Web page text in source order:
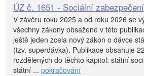
ÚZ č. 1651 - Sociální zabezpečení
V závěru roku 2025 a od roku 2026 se
všechny zákony obsažené v této
ještě jeden zcela nový zákon o dávce
(tzv. superdávka). Publikace obsahuje
rozdělených do těchto kapitol: státní
státní ... pokračování